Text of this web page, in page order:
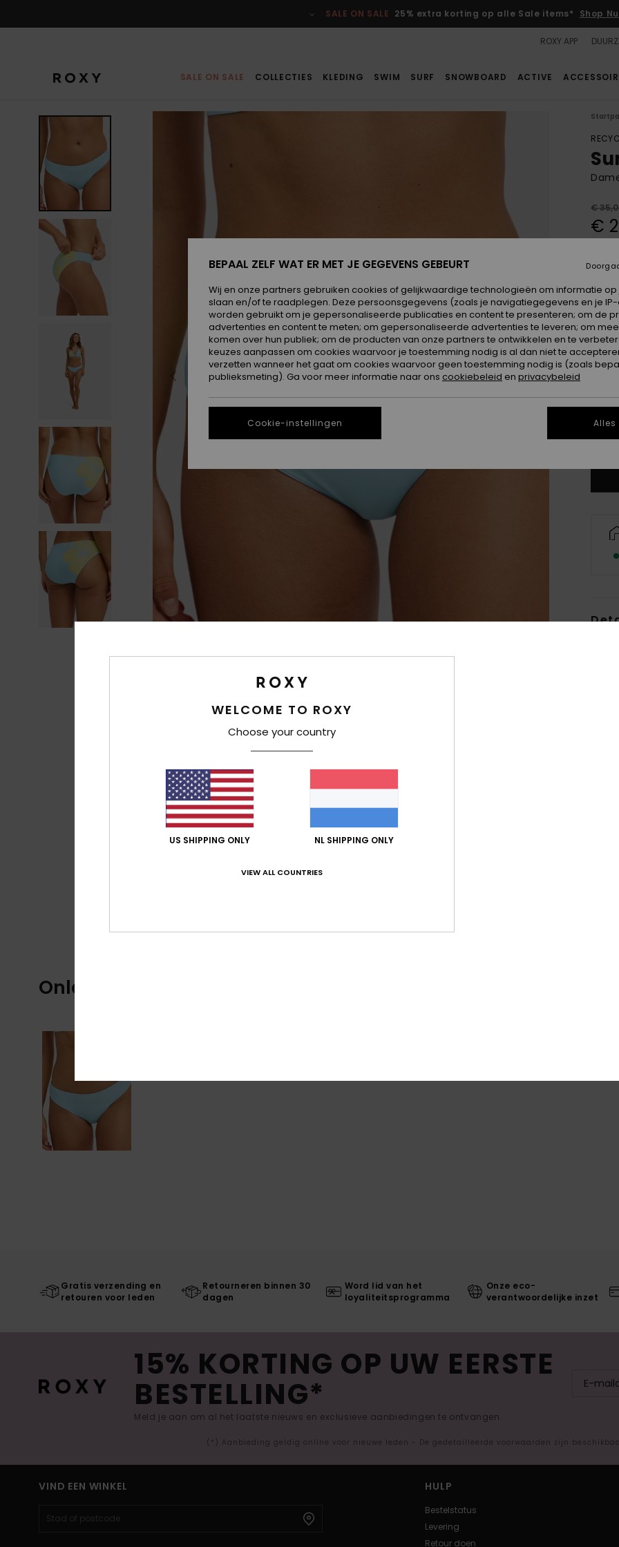
SALE ON SALE 25% extra korting op alle Sale items* Shop Nu
ROXY APP
SALE ON SALE COLLECTIES KLEDING SWIM SURF SNOWBOARD ACTIVE
€
€
Kleur
Onlangs bekeken
Gratis verzending en
retouren voor leden
Retourneren binnen 30
dagen
Word lid van het
loyaliteitsprogramma
Onze eco-
verantwoordelijke inzet
15% KORTING OP UW EERSTE
BESTELLING*
Meld je aan om al het laatste nieuws en exclusieve aanbiedingen te ontvangen.
(*) Aanbieding geldig online voor nieuwe leden - De gedetailleerde voorwaarden zijn
VIND EEN WINKEL HULP
Bestelstatus
Levering
Retour doen
WELCOME TO ROXY
Choose your country
US SHIPPING ONLY NL SHIPPING ONLY
VIEW ALL COUNTRIES
BEPAAL ZELF WAT ER MET JE GEGEVENS GEBEURT
Wij en onze partners gebruiken cookies of gelijkwaardige technologieën om informatie
slaan en/of te raadplegen. Deze persoonsgegevens (zoals je navigatiegegevens en je
worden gebruikt om je gepersonaliseerde publicaties en content te presenteren; om de
advertenties en content te meten; om gepersonaliseerde advertenties te leveren; om
komen over hun publiek; om de producten van onze partners te ontwikkelen en te
keuzes aanpassen om cookies waarvoor je toestemming nodig is al dan niet te
verzetten wanneer het gaat om cookies waarvoor geen toestemming nodig is (zoals
publieksmeting). Ga voor meer informatie naar ons cookiebeleid en privacybeleid
Cookie-instellingen Alles